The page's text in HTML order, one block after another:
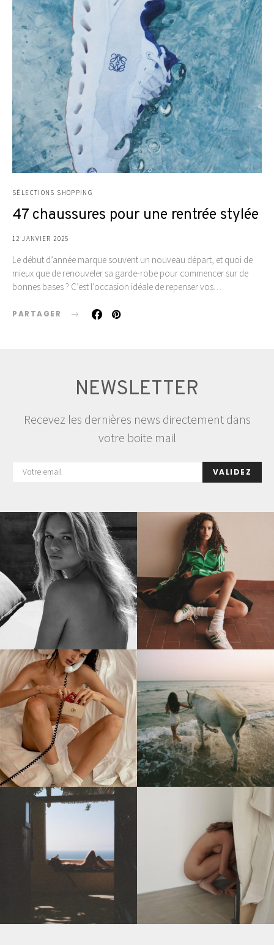
SÉLECTIONS SHOPPING
47 chaussures pour une rentrée stylée
12 JANVIER 2025
Le début d’année marque souvent un nouveau départ, et quoi de
mieux que de renouveler sa garde-robe pour commencer sur de
bonnes bases ? C’est l’occasion idéale de repenser vos…
PARTAGER
NEWSLETTER
Recevez les dernières news directement dans
votre boite mail
VALIDEZ